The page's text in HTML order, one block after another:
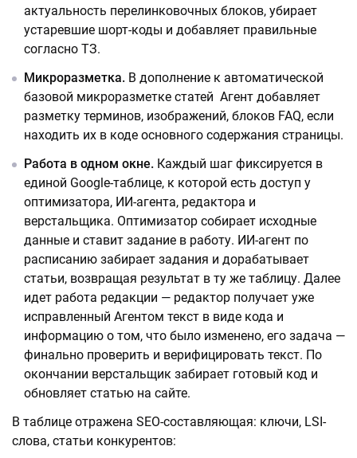
актуальность перелинковочных блоков, убирает
устаревшие шорт-коды и добавляет правильные
согласно ТЗ.
Микроразметка. В дополнение к автоматической
базовой микроразметке статей Агент добавляет
разметку терминов, изображений, блоков FAQ, если
находить их в коде основного содержания страницы.
Работа в одном окне. Каждый шаг фиксируется в
единой Google-таблице, к которой есть доступ у
оптимизатора, ИИ-агента, редактора и
верстальщика. Оптимизатор собирает исходные
данные и ставит задание в работу. ИИ-агент по
расписанию забирает задания и дорабатывает
статьи, возвращая результат в ту же таблицу. Далее
идет работа редакции — редактор получает уже
исправленный Агентом текст в виде кода и
информацию о том, что было изменено, его задача —
финально проверить и верифицировать текст. По
окончании верстальщик забирает готовый код и
обновляет статью на сайте.
В таблице отражена SEO-составляющая: ключи, LSI-
слова, статьи конкурентов: